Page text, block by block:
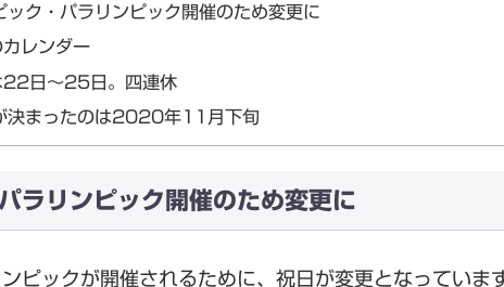
ック・パラリンピック開催のため変更に
レンダー
22日～25日。四連休
決まったのは2020年11月下旬
ラリンピック開催のため変更に
ピックが開催されるために、祝日が変更となっていま